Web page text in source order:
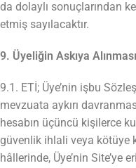
da dolaylı sonuçlarından
etmiş sayılacaktır.
9. Üyeliğin Askıya
9.1. ETİ; Üye’nin işbu
mevzuata aykırı
hesabın üçüncü kişilerce
güvenlik ihlali veya kötüye
hâllerinde, Üye’nin Site’ye